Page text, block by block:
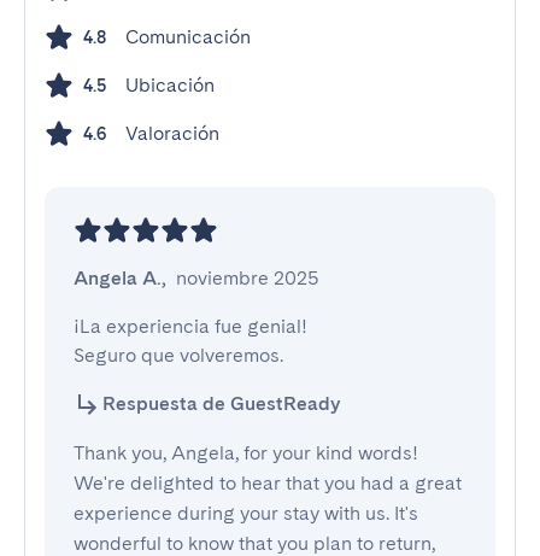
4.8 Comunicación
4.5 Ubicación
4.6 Valoración
Angela A., noviembre 2025
¡La experiencia fue genial!
Seguro que volveremos.
Respuesta de GuestReady
Thank you, Angela, for your kind words!
We're delighted to hear that you had a great
experience during your stay with us. It's
wonderful to know that you plan to return,